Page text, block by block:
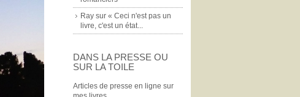
Ray sur « Ceci n'est pas un
livre, c'est un état...
DANS LA PRESSE OU
SUR LA TOILE
Articles de presse en ligne sur